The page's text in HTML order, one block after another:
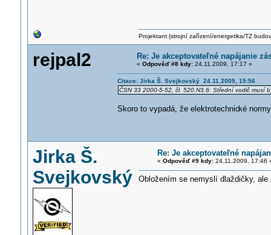
Projektant (strojní zařízení/energetika/TZ
rejpal2 Re: Je akceptovateľné napájanie
« Odpověď #8 kdy:24.11.2009, 17:17 »
Citace: Jirka Š. Svejkovský 24.11.2009, 15:56
ČSN 33 2000-5-52, čl. 520.N3.6: Střední vodič musí
Skoro to vypadá, že elektrotechnické
Jirka Š.
Svejkovský
Re: Je akceptovateľné
« Odpověď #9 kdy:24.11.2009, 17:46
Obložením se nemyslí dlaždičky,